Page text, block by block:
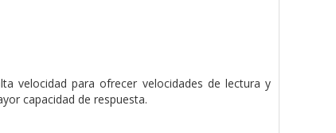
velocidad para ofrecer velocidades de lectura y
capacidad de respuesta.